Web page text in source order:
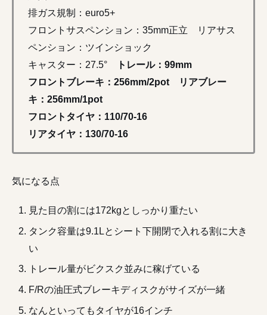
排ガス規制：euro5+
フロントサスペンション：35mm正立 リアサス
ペンション：ツインショック
キャスター：27.5°
トレール：99mm
フロントブレーキ：256mm/2pot リアブレー
キ：256mm/1pot
フロントタイヤ：110/70-16
リアタイヤ：130/70-16
気になる点
見た目の割には172kgとしっかり重たい
タンク容量は9.1Lとシート下開閉で入れる割に大き
い
トレール量がビクスク並みに稼げている
F/Rの油圧式ブレーキディスクがサイズが一緒
なんといってもタイヤが16インチ